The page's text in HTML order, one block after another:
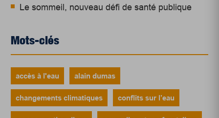
Le sommeil, nouveau défi de santé publique
Mots-clés
accès à l'eau alain dumas
changements climatiques conflits sur l’eau